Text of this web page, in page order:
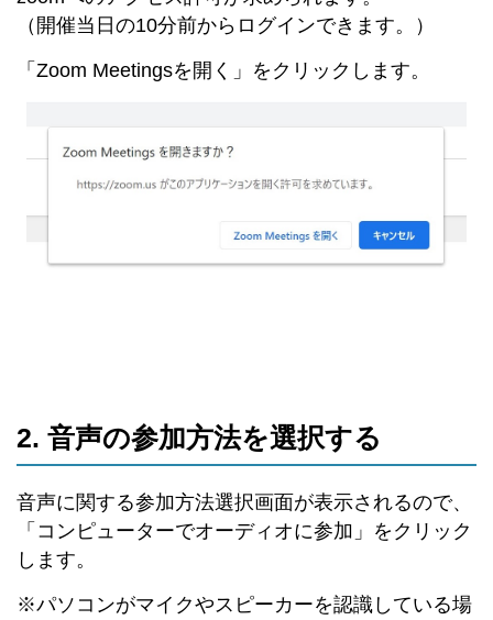
（開催当日の10分前からログインできます。）
「Zoom Meetingsを開く」をクリックします。
2. 音声の参加方法を選択する
音声に関する参加方法選択画面が表示されるので、
「コンピューターでオーディオに参加」をクリック
します。
※パソコンがマイクやスピーカーを認識している場